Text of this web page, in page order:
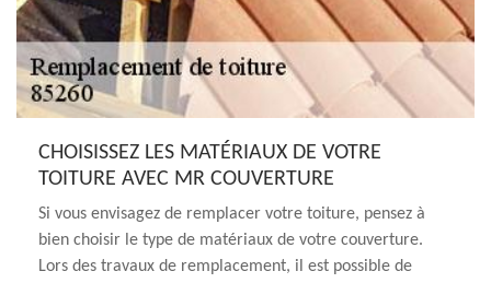
CHOISISSEZ LES MATÉRIAUX DE VOTRE
TOITURE AVEC MR COUVERTURE
Si vous envisagez de remplacer votre toiture, pensez à
bien choisir le type de matériaux de votre couverture.
Lors des travaux de remplacement, il est possible de